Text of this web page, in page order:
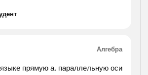
Алгебра
прямую а. параллельную оси